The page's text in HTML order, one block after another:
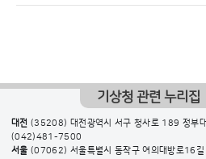
기상청 관련 누리집
대전 (35208) 대전광역시 서구 청사로 189 정부
(042)481-7500
서울 (07062) 서울특별시 동작구 여의대방로16